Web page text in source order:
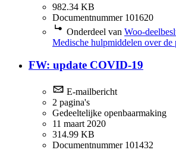
982.34 KB
Documentnummer 101620
Onderdeel van Woo-
Medische hulpmiddelen over de
FW: update COVID-19
E-mailbericht
2 pagina's
Gedeeltelijke openbaarmaking
11 maart 2020
314.99 KB
Documentnummer 101432